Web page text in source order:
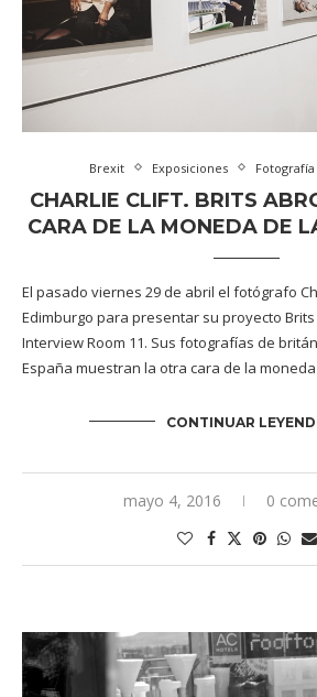
Brexit Exposiciones Fotografía
CHARLIE CLIFT. BRITS
CARA DE LA MONEDA DE
El pasado viernes 29 de abril el fotógrafo
Edimburgo para presentar su proyecto
Interview Room 11. Sus fotografías de
España muestran la otra cara de la
CONTINUAR
mayo 4, 2016 0